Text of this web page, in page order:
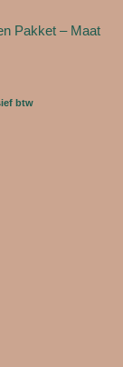
Pakket – Maat
btw